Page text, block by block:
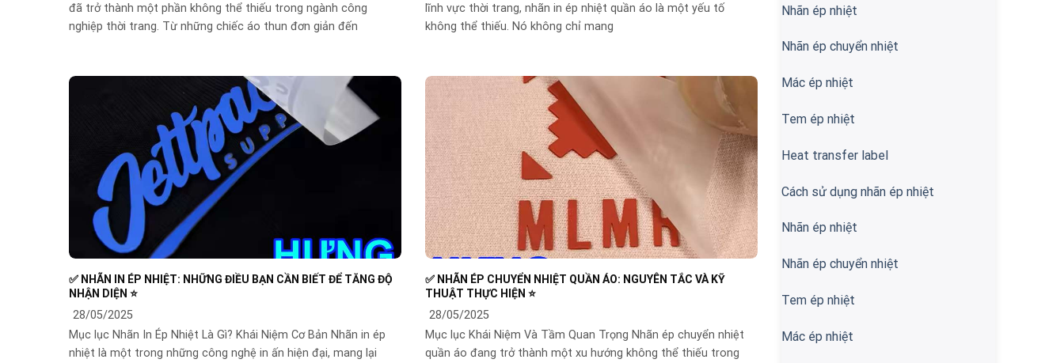
đã trở thành một phần không thể thiếu trong ngành công
nghiệp thời trang. Từ những chiếc áo thun đơn giản đến
lĩnh vực thời trang, nhãn in ép nhiệt quần áo là một yếu tố
không thể thiếu. Nó không chỉ mang
✅ NHÃN IN ÉP NHIỆT: NHỮNG ĐIỀU BẠN CẦN BIẾT ĐỂ TĂNG ĐỘ
NHẬN DIỆN ⭐️
28/05/2025
Mục lục Nhãn In Ép Nhiệt Là Gì? Khái Niệm Cơ Bản Nhãn in ép
nhiệt là một trong những công nghệ in ấn hiện đại, mang lại
✅ NHÃN ÉP CHUYỂN NHIỆT QUẦN ÁO: NGUYÊN TẮC VÀ KỸ
THUẬT THỰC HIỆN ⭐️
28/05/2025
Mục lục Khái Niệm Và Tầm Quan Trọng Nhãn ép chuyển nhiệt
quần áo đang trở thành một xu hướng không thể thiếu trong
Nhãn ép nhiệt
Nhãn ép chuyển nhiệt
Mác ép nhiệt
Tem ép nhiệt
Heat transfer label
Cách sử dụng nhãn ép nhiệt
Nhãn ép nhiệt
Nhãn ép chuyển nhiệt
Tem ép nhiệt
Mác ép nhiệt